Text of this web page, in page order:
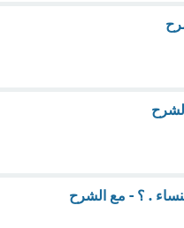
. ؟ - مع الشرح